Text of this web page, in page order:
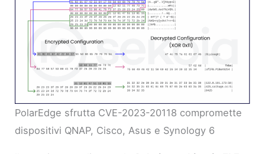
PolarEdge sfrutta CVE-2023-20118 compromette
dispositivi QNAP, Cisco, Asus e Synology 6